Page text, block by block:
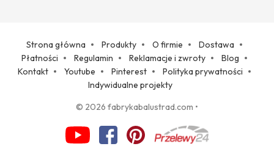
Strona główna Produkty O firmie
Dostawa
Płatności
Regulamin Reklamacje i zwroty
Blog
Kontakt
Youtube Pinterest
Polityka prywatności
Indywidualne projekty
© 2026 fabrykabalustrad.com •